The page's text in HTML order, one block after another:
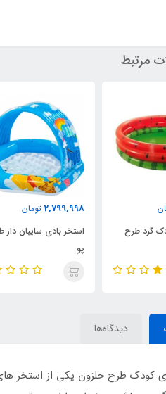
مرتبط
دار طرح
9,000,000 تومان
استخر بادی مستطیلی
ماشین
دیدگاه‌ها
کودک طرح حلزون یکی از استخر